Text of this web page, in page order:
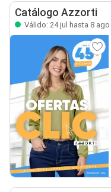
Catálogo Azzorti
Válido: 24 jul hasta 8 ago